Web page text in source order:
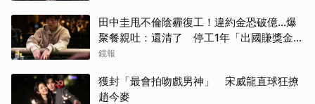
田中圭甩不倫陰霾復工！違約金恐破億...爆
聚餐親吐：還清了 停工1年「出國賺獎金」
內幕曝光
鏡報
獲封「最會拍吻戲男神」 宋威龍直球狂撩
趙今麥